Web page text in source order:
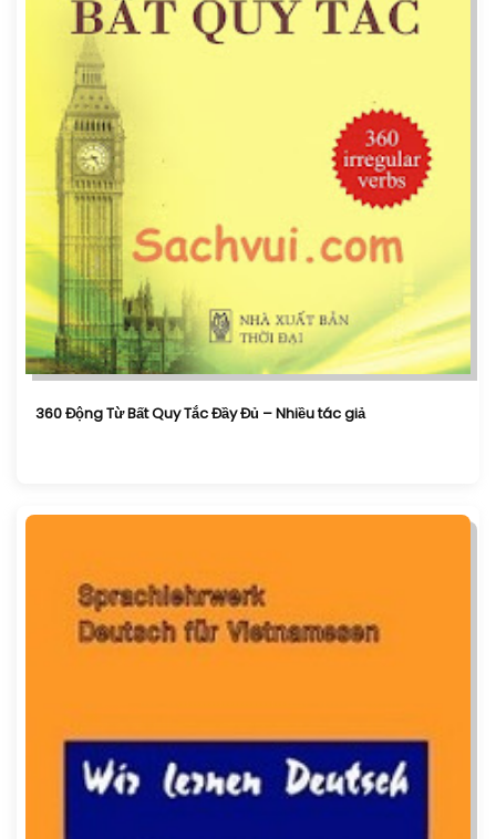
360 Động Từ Bất Quy Tắc Đầy Đủ – Nhiều tác giả